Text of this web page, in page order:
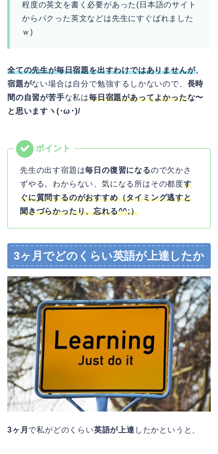
程度の英文を書く必要があった(日本語のサイト
からパクった英文などは先生にすぐばれました
ｗ)
全ての先生が毎日宿題を出すわけではありませんが、
宿題がない場合は自分で勉強するしかないので、 長時
間の自習が苦手な私は毎日宿題があってよかったな〜
と思いますヽ(･ω･)/
先生の出す宿題は毎日の復習になるので欠かさ
ずやる。わからない、気になる所はその都度す
ぐに質問するのがおすすめ（タイミング逃すと
聞きづらかったり、忘れる^^;）
3ヶ月でどのくらい英語が上達したか
3ヶ月 で私がどのくらい英語が上達 したかというと、